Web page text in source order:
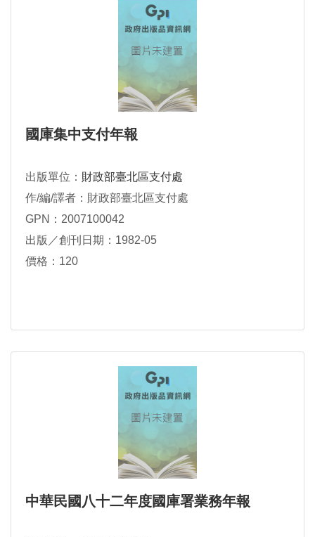
國庫集中支付年報
出版單位： 財政部臺北區支付處
作/編/譯者：財政部臺北區支付處
GPN：2007100042
出版／創刊日期：1982-05
價格：120
中華民國八十二年度國庫署業務年報